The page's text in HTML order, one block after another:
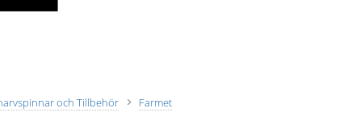
och Tillbehör Farmet